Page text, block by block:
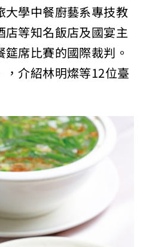
學中餐廚藝系專技教
等知名飯店及國宴主
席比賽的國際裁判。
介紹林明燦等12位臺